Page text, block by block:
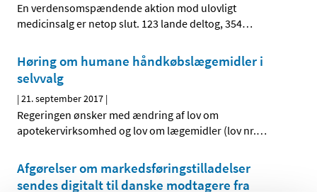
En verdensomspændende aktion mod ulovligt
medicinsalg er netop slut. 123 lande deltog, 354…
Høring om humane håndkøbslægemidler i
selvvalg
|21. september 2017 |
Regeringen ønsker med ændring af lov om
apotekervirksomhed og lov om lægemidler (lov nr.…
Afgørelser om markedsføringstilladelser
sendes digitalt til danske modtagere fra